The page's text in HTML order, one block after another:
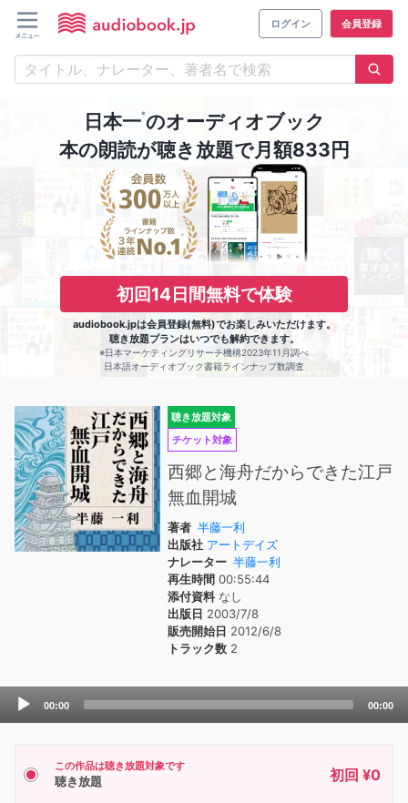
ログイン 会員登録
日本一※のオーディオブック
本の朗読が聴き放題で月額833円
初回14日間無料で体験
audiobook.jpは会員登録(無料)でお楽しみいただけます。
聴き放題プランはいつでも解約できます。
※日本マーケティングリサーチ機構2023年11月調べ
日本語オーディオブック書籍ラインナップ数調査
聴き放題対象
チケット対象
西郷と海舟だからできた江戸
無血開城
著者 半藤一利
出版社 アートデイズ
ナレーター 半藤一利
再生時間 00:55:44
添付資料なし
出版日 2003/7/8
販売開始日 2012/6/8
トラック数 2
Audio
00:00 00:00
この作品は聴き放題対象です
聴き放題 初回 ¥0